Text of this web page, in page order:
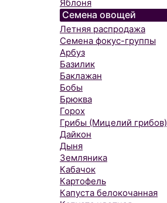
Яблоня
Семена овощей
Летняя распродажа
Семена фокус-группы
Арбуз
Базилик
Баклажан
Бобы
Брюква
Горох
Грибы (Мицелий грибов)
Дайкон
Дыня
Земляника
Кабачок
Картофель
Капуста белокочанная